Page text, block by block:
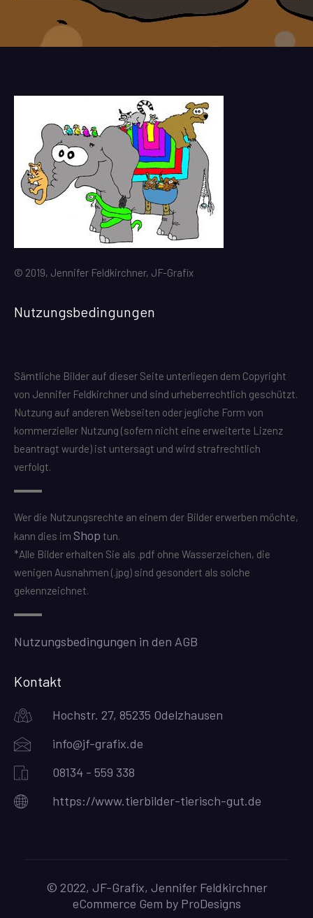
© 2019, Jennifer Feldkirchner, JF-Grafix
Nutzungsbedingungen
Sämtliche Bilder auf dieser Seite unterliegen dem Copyright
von Jennifer Feldkirchner und sind urheberrechtlich geschützt.
Nutzung auf anderen Webseiten oder jegliche Form von
kommerzieller Nutzung (sofern nicht eine erweiterte Lizenz
beantragt wurde) ist untersagt und wird strafrechtlich
verfolgt.
Wer die Nutzungsrechte an einem der Bilder erwerben möchte,
kann dies im Shop tun.
*Alle Bilder erhalten Sie als .pdf ohne Wasserzeichen, die
wenigen Ausnahmen (.jpg) sind gesondert als solche
gekennzeichnet.
Nutzungsbedingungen in den AGB
Kontakt
Hochstr. 27, 85235 Odelzhausen
info@jf-grafix.de
08134 - 559 338
https://www.tierbilder-tierisch-gut.de
© 2022, JF-Grafix, Jennifer Feldkirchner
eCommerce Gem by ProDesigns